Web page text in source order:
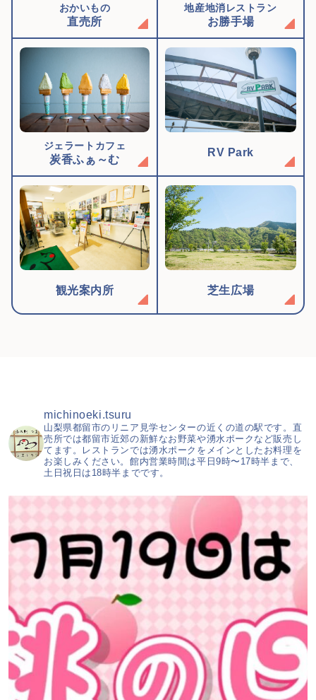
おかいもの
直売所
地産地消レストラン
お勝手場
ジェラートカフェ
炭香ふぁ～む
RV Park
観光案内所 芝生広場
michinoeki.tsuru
山梨県都留市のリニア見学センターの近くの道の駅です。直
売所では都留市近郊の新鮮なお野菜や湧水ポークなど販売し
てます。レストランでは湧水ポークをメインとしたお料理を
お楽しみください。館内営業時間は平日9時〜17時半まで、
土日祝日は18時半までです。